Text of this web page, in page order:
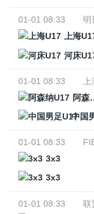
01-01 08:33
明
上海
河床
01-01 08:33
阿森纳U17
中国
01-01 08:33
3x3
3x3
01-01 08:33
联